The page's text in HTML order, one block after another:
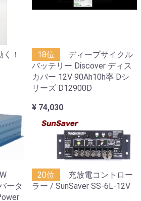
！
18位
ディープサイクル
バッテリー Discover ディス
カバー 12V 90Ah10h率 Dシ
リーズ D12900D
¥ 74,030
ータ
20位
充放電コントロー
ラー / SunSaver SS-6L-12V